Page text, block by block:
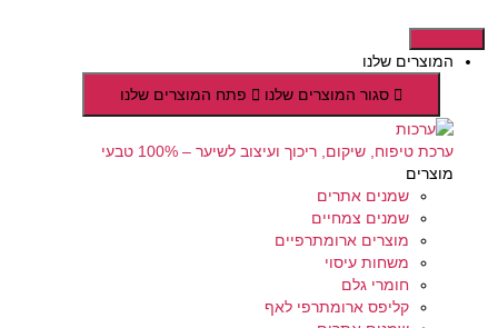
לתוכן
המוצרים שלנו
סגור המוצרים שלנו
פתח המוצרים שלנו
ערכת טיפוח, שיקום, ריכוך ועיצוב לשיער – 100% טבעי
מוצרים
שמנים אתרים
שמנים צמחיים
מוצרים ארומתרפיים
משחות עיסוי
חומרי גלם
קליפס ארומתרפי לאף